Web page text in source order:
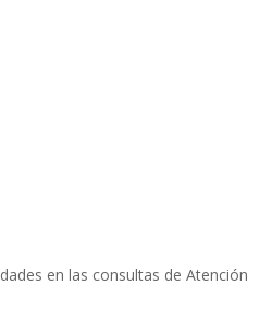
en las consultas de Atención